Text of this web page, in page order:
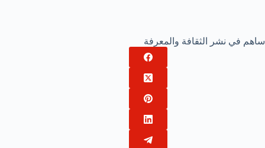
ساهم في نشر الثقافة والمعرفة